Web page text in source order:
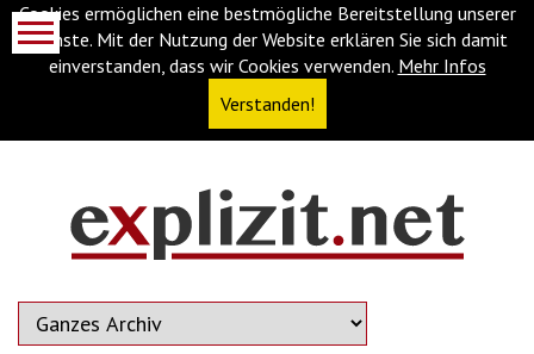
Cookies ermöglichen eine bestmögliche Bereitstellung unserer
Dienste. Mit der Nutzung der Website erklären Sie sich damit
einverstanden, dass wir Cookies verwenden. Mehr Infos
Verstanden!
(Accesskey
'1')Zur